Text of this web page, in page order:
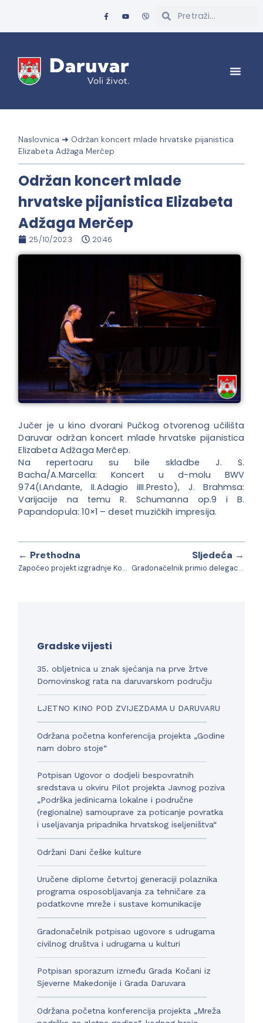
Naslovnica ➜ Održan koncert mlade hrvatske pijanistica
Elizabeta Adžaga Merčep
Održan koncert mlade
hrvatske pijanistica Elizabeta
Adžaga Merčep
25/10/2023 20:46
Jučer je u kino dvorani Pučkog otvorenog učilišta
Daruvar održan koncert mlade hrvatske pijanistica
Elizabeta Adžaga Merčep.
Na repertoaru su bile skladbe J. S.
Bacha/A.Marcella: Koncert u d-molu BWV
974(I.Andante, II.Adagio iIII.Presto), J. Brahmsa:
Varijacije na temu R. Schumanna op.9 i B.
Papandopula: 10×1 – deset muzičkih impresija.
← Prethodna
Započeo projekt izgradnje Konjičkog centra na Hipodromu
Sljedeća →
Gradonačelnik primio delegaciju Crvenog križa sa dobrovoljnim darivateljima krvi.
Gradske vijesti
35. obljetnica u znak sjećanja na prve žrtve
Domovinskog rata na daruvarskom području
LJETNO KINO POD ZVIJEZDAMA U DARUVARU
Održana početna konferencija projekta „Godine
nam dobro stoje“
Potpisan Ugovor o dodjeli bespovratnih
sredstava u okviru Pilot projekta Javnog poziva
„Podrška jedinicama lokalne i područne
(regionalne) samouprave za poticanje povratka
i useljavanja pripadnika hrvatskog iseljeništva“
Održani Dani češke kulture
Uručene diplome četvrtoj generaciji polaznika
programa osposobljavanja za tehničare za
podatkovne mreže i sustave komunikacije
Gradonačelnik potpisao ugovore s udrugama
civilnog društva i udrugama u kulturi
Potpisan sporazum između Grada Kočani iz
Sjeverne Makedonije i Grada Daruvara
Održana početna konferencija projekta „Mreža